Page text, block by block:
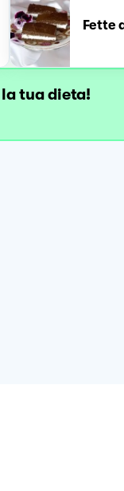
Fette
tua dieta!